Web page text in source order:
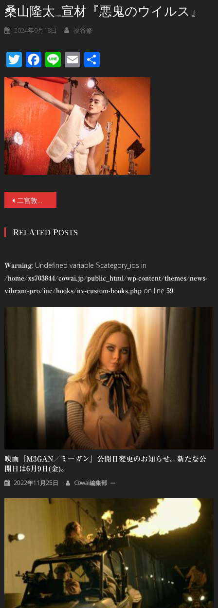
桑山隆太_宣材『悪鬼のウイルス』
2024年9月18日 福谷修
TwitterFacebook
LineEmail
有
投
ナ
ゲ
ー
二宮敦人の同名小説を『オカムロさん』の松野友喜人監督、元HKT48の村重杏奈初主演で映画化！衝撃のイニシエーション・ホラー『悪鬼のウイルス』1/24（金）公開！特報&コメント解禁！
RELATED POSTS
Warning: Undefined variable $category_ids in
/home/xs703844/cowai.jp/public_html/wp-content/themes/news-
vibrant-pro/inc/hooks/nv-custom-hooks.phpon line 59
映画『M3GAN／ミーガン』公開日変更のお知らせ。新たな公
開日は6月9日(金)。
2022年11月25日 Cowai編集部